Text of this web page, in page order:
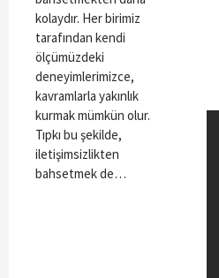
kolaydır. Her birimiz
tarafından kendi
ölçümüzdeki
deneyimlerimizce,
kavramlarla yakınlık
kurmak mümkün olur.
Tıpkı bu şekilde,
iletişimsizlikten
bahsetmek de…